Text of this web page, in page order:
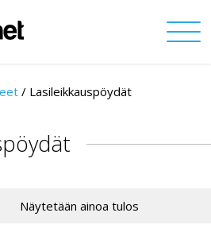
/ Lasileikkauspöydät
Näytetään ainoa tulos